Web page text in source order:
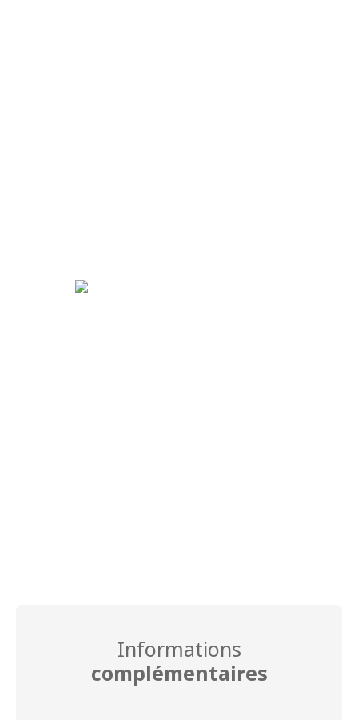
Informations
complémentaires